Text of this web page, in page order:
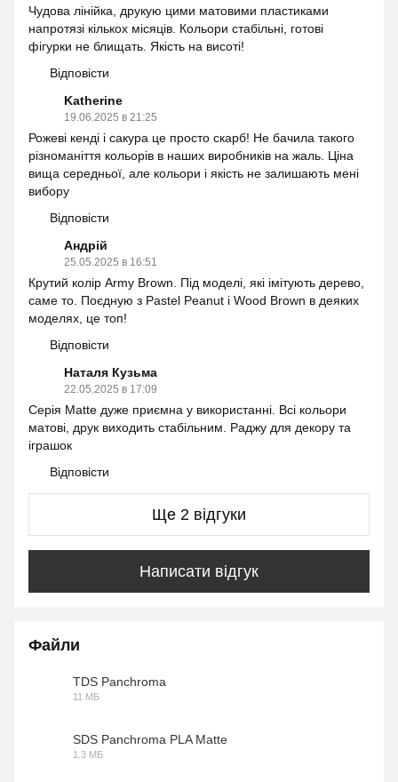
Чудова лінійка, друкую цими матовими пластиками
напротязі кількох місяців. Кольори стабільні, готові
фігурки не блищать. Якість на висоті!
Відповісти
Katherine
19.06.2025 в 21:25
Рожеві кенді і сакура це просто скарб! Не бачила такого
різноманіття кольорів в наших виробників на жаль. Ціна
вища середньої, але кольори і якість не залишають мені
вибору
Відповісти
Андрій
25.05.2025 в 16:51
Крутий колір Army Brown. Під моделі, які імітують дерево,
саме то. Поєдную з Pastel Peanut і Wood Brown в деяких
моделях, це топ!
Відповісти
Наталя Кузьма
22.05.2025 в 17:09
Серія Matte дуже приємна у використанні. Всі кольори
матові, друк виходить стабільним. Раджу для декору та
іграшок
Відповісти
Ще 2 відгуки
Написати відгук
Файли
TDS Panchroma
11 МБ
SDS Panchroma PLA Matte
1.3 МБ